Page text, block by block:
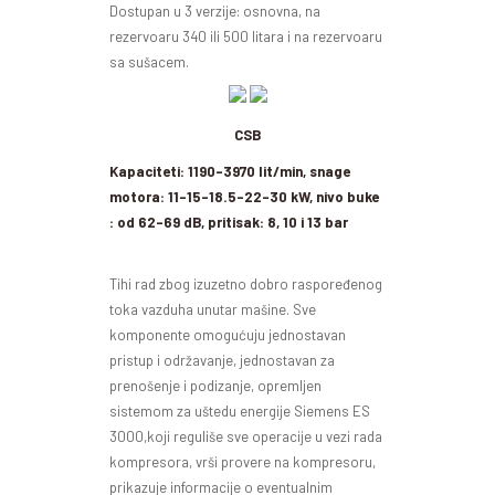
Dostupan u 3 verzije: osnovna, na
rezervoaru 340 ili 500 litara i na rezervoaru
sa sušacem.
CSB
Kapaciteti: 1190-3970 lit/min, snage
motora: 11-15-18.5-22-30 kW, nivo buke
: od 62-69 dB, pritisak: 8, 10 i 13 bar
Tihi rad zbog izuzetno dobro raspoređenog
toka vazduha unutar mašine. Sve
komponente omogućuju jednostavan
pristup i održavanje, jednostavan za
prenošenje i podizanje, opremljen
sistemom za uštedu energije Siemens ES
3000,koji reguliše sve operacije u vezi rada
kompresora, vrši provere na kompresoru,
prikazuje informacije o eventualnim